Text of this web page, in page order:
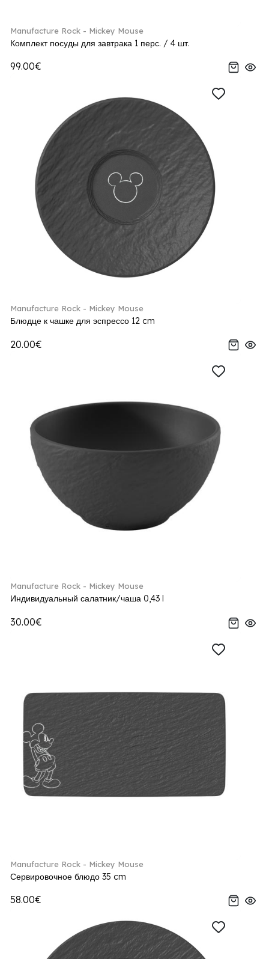
Manufacture Rock - Mickey Mouse
Комплект посуды для завтрака 1 перс. / 4 шт.
99.00€
Manufacture Rock - Mickey Mouse
Блюдце к чашке для эспрессо 12 cm
20.00€
Manufacture Rock - Mickey Mouse
Индивидуальный салатник/чаша 0,43 l
30.00€
Manufacture Rock - Mickey Mouse
Сервировочное блюдо 35 cm
58.00€